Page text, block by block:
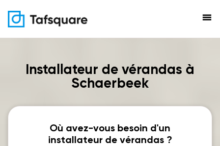
menu
Installateur de vérandas à
Schaerbeek
Où avez-vous besoin d'un
installateur de vérandas ?